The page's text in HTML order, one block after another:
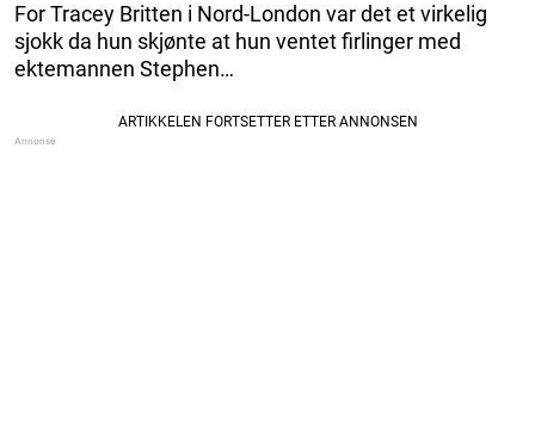
For Tracey Britten i Nord-London var det et virkelig
sjokk da hun skjønte at hun ventet firlinger med
ektemannen Stephen…